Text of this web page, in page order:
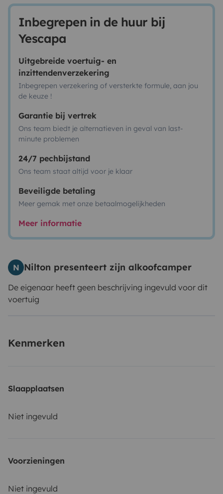
Inbegrepen in de huur bij
Yescapa
Uitgebreide voertuig- en
inzittendenverzekering
Inbegrepen verzekering of versterkte formule, aan jou
de keuze !
Garantie bij vertrek
Ons team biedt je alternatieven in geval van last-
minute problemen
24/7 pechbijstand
Ons team staat altijd voor je klaar
Beveiligde betaling
Meer gemak met onze betaalmogelijkheden
Meer informatie
N Nilton presenteert zijn alkoofcamper
De eigenaar heeft geen beschrijving ingevuld voor dit
voertuig
Kenmerken
Slaapplaatsen
Niet ingevuld
Voorzieningen
Niet ingevuld